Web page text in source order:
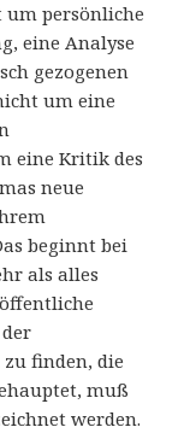
um persönliche
eine Analyse
gezogenen
um eine
eine Kritik des
neue
beginnt bei
als alles
finden, die
muß
werden.